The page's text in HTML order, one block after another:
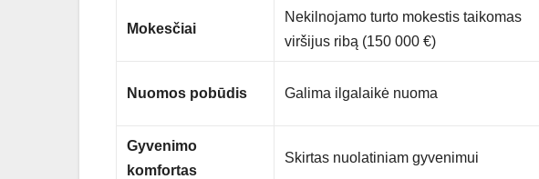
Mokesčiai
Nekilnojamo turto mokestis taikomas
viršijus ribą (150 000 €)
Nuomos pobūdis Galima ilgalaikė nuoma
Gyvenimo
komfortas
Skirtas nuolatiniam gyvenimui